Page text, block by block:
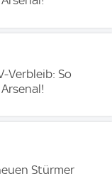
Verbleib: So
Stürmer